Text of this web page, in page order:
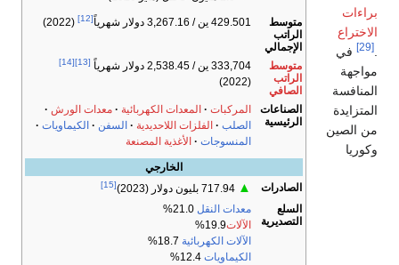
متوسط
الراتب
الإجمالي
429.501 ين / 3,267.16 دولار شهرياً [12]
(2022)
متوسط
الراتب
الصافي
333,704 ين / 2,538.45 دولار شهرياً [13]
[14]
(2022)
الصناعات
الرئيسية
المركبات المعدات الكهربائية
معدات الورش
الصلب
الفلزات اللاحديدية السفن
الكيماويات
المنسوجات
الأغذية المصنعة
الخارجي
الصادرات
▲
[15]
السلع
التصديرية
معدات النقل
الآلات19.9%
الآلات الكهربائية
الكيماويات
براءات
الاختراع
[29]
في
مواجهة
المنافسة
المتزايدة
من الصين
وكوريا